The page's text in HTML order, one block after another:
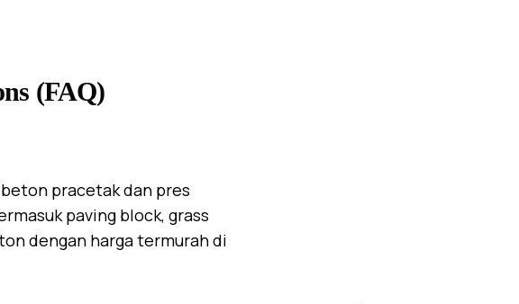
(FAQ)
pracetak dan pres
paving block, grass
dengan harga termurah di